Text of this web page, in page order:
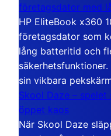
företagsdator med
HP EliteBook x360
företagsdator som
lång batteritid och
sin vikbara
Skool Daze –
öppet kaos
När Skool Daze